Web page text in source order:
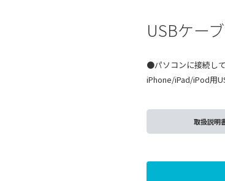
USBケー
●パソコンに接続し
iPhone/iPad/iPod用
取扱説明